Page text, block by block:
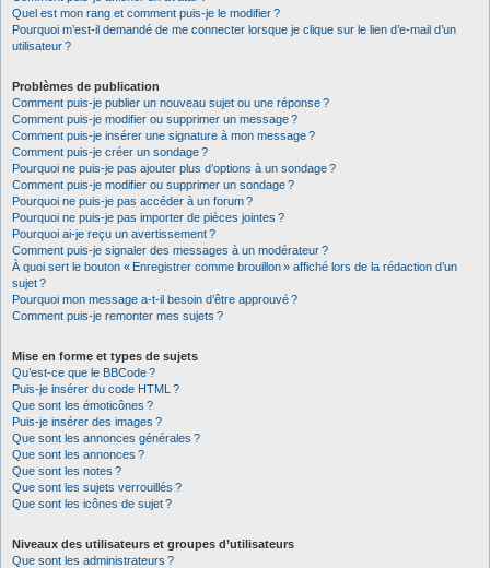
Quel est mon rang et comment puis-je le modifier ?
Pourquoi m’est-il demandé de me connecter lorsque je clique sur le lien d’e-mail d’un
utilisateur ?
Problèmes de publication
Comment puis-je publier un nouveau sujet ou une réponse ?
Comment puis-je modifier ou supprimer un message ?
Comment puis-je insérer une signature à mon message ?
Comment puis-je créer un sondage ?
Pourquoi ne puis-je pas ajouter plus d’options à un sondage ?
Comment puis-je modifier ou supprimer un sondage ?
Pourquoi ne puis-je pas accéder à un forum ?
Pourquoi ne puis-je pas importer de pièces jointes ?
Pourquoi ai-je reçu un avertissement ?
Comment puis-je signaler des messages à un modérateur ?
À quoi sert le bouton « Enregistrer comme brouillon » affiché lors de la rédaction d’un
sujet ?
Pourquoi mon message a-t-il besoin d’être approuvé ?
Comment puis-je remonter mes sujets ?
Mise en forme et types de sujets
Qu’est-ce que le BBCode ?
Puis-je insérer du code HTML ?
Que sont les émoticônes ?
Puis-je insérer des images ?
Que sont les annonces générales ?
Que sont les annonces ?
Que sont les notes ?
Que sont les sujets verrouillés ?
Que sont les icônes de sujet ?
Niveaux des utilisateurs et groupes d’utilisateurs
Que sont les administrateurs ?